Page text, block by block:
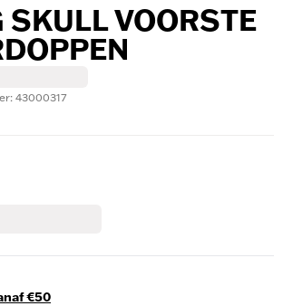
SKULL VOORSTE
43000317
€50